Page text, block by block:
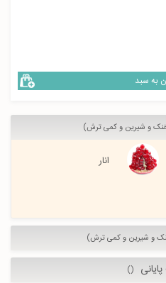
به سبد
و شیرین و کمی ترش)
انار
و شیرین و کمی ترش)
()